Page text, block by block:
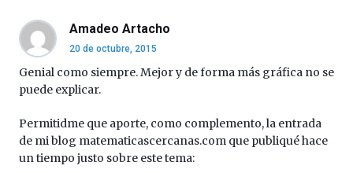
4
de
octubre.
iniciativa,
por
la
Cátedra…
Amadeo Artacho
20 de octubre, 2015
Genial como siempre. Mejor y de forma más gráfica no se
puede explicar.
Permitidme que aporte, como complemento, la entrada
de mi blog matematicascercanas.com que publiqué hace
un tiempo justo sobre este tema: